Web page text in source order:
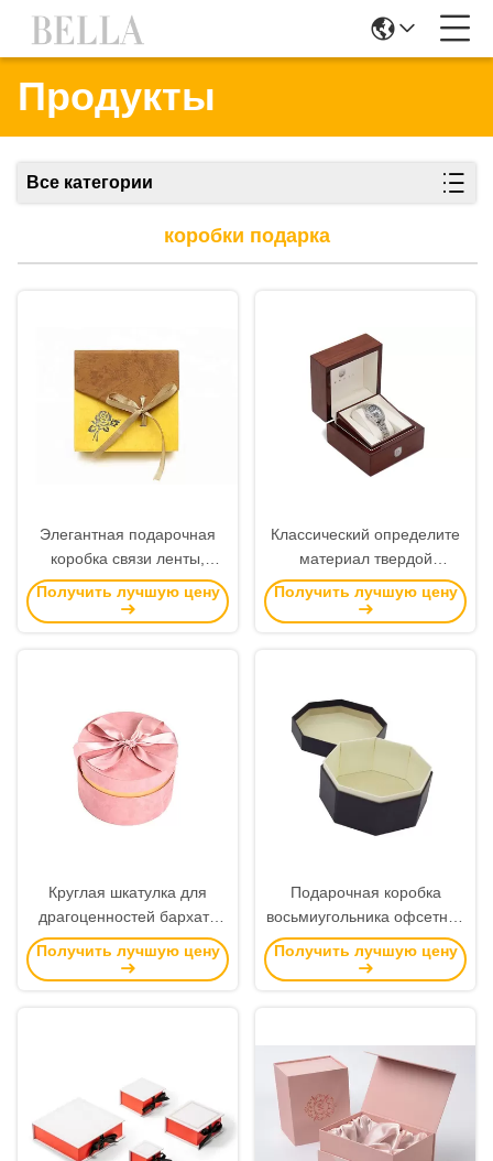
Продукты
Все категории
коробки подарка
Элегантная подарочная
коробка связи ленты,
Веддинг коробки
благосклонности с
Получить лучшую цену
Классический определите
материал твердой
древесины лака лоска
коробки представления
Получить лучшую цену
Круглая шкатулка для
драгоценностей бархата
яркого блеска, подарочная
коробка замши штемпелюя
Получить лучшую цену
Подарочная коробка
восьмиугольника офсетной
печати, роскошный размер
бумажной коробки
Получить лучшую цену